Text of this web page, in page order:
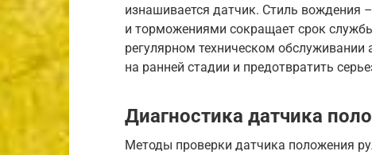
изнашивается датчик. Стиль вождения
и торможениями сокращает срок
регулярном техническом
на ранней стадии и предотвратить
Диагностика датчика
Методы проверки датчика положения